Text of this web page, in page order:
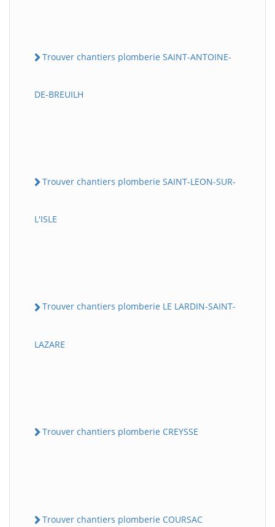
Trouver chantiers plomberie SAINT-ANTOINE-
DE-BREUILH
Trouver chantiers plomberie SAINT-LEON-SUR-
L'ISLE
Trouver chantiers plomberie LE LARDIN-SAINT-
LAZARE
Trouver chantiers plomberie CREYSSE
Trouver chantiers plomberie COURSAC